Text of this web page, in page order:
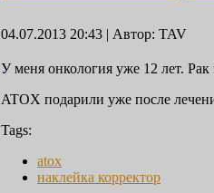
04.07.2013 20:43 | Автор: TAV
У меня онкология уже 12 лет.
ATOX подарили уже после
Tags:
atox
наклейка корректор